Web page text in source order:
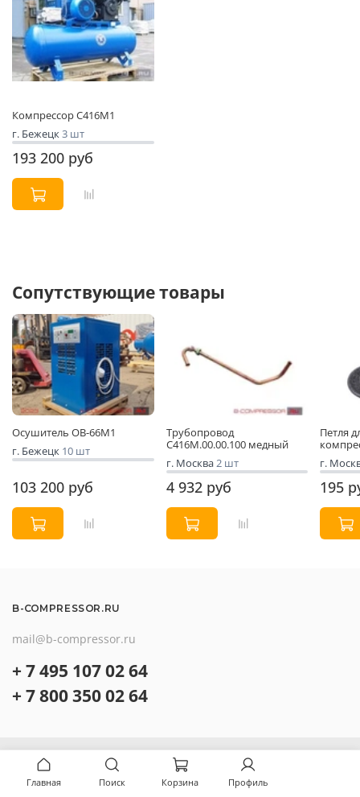
Компрессор С416М1
г. Бежецк3 шт
193 200 руб
Сопутствующие товары
Осушитель ОВ-66М1
г. Бежецк 10 шт
103 200 руб
Трубопровод
С416М.00.00.100 медный
г. Москва2 шт
4 932 руб
Петля
г.
195
B-COMPRESSOR.RU
mail@b-compressor.ru
+ 7 495 107 02 64
+ 7 800 350 02 64
О компании Контакты
Главная Поиск Корзина Профиль